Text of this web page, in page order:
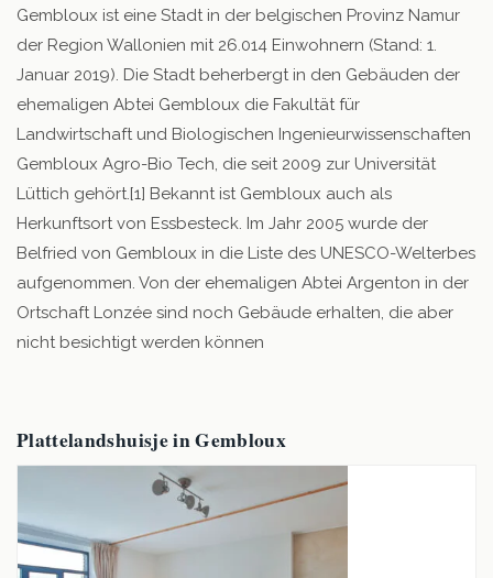
Gembloux ist eine Stadt in der belgischen Provinz Namur
der Region Wallonien mit 26.014 Einwohnern (Stand: 1.
Januar 2019). Die Stadt beherbergt in den Gebäuden der
ehemaligen Abtei Gembloux die Fakultät für
Landwirtschaft und Biologischen Ingenieurwissenschaften
Gembloux Agro-Bio Tech, die seit 2009 zur Universität
Lüttich gehört.[1] Bekannt ist Gembloux auch als
Herkunftsort von Essbesteck. Im Jahr 2005 wurde der
Belfried von Gembloux in die Liste des UNESCO-Welterbes
aufgenommen. Von der ehemaligen Abtei Argenton in der
Ortschaft Lonzée sind noch Gebäude erhalten, die aber
nicht besichtigt werden können
Plattelandshuisje in Gembloux